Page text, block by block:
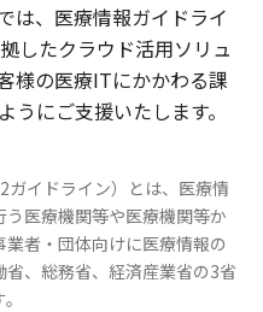
は、医療情報ガイドライ
したクラウド活用ソリュ
様の医療ITにかかわる課
にご支援いたします。
ガイドライン）とは、医療情
医療機関等や医療機関等か
者・団体向けに医療情報の
、総務省、経済産業省の3省